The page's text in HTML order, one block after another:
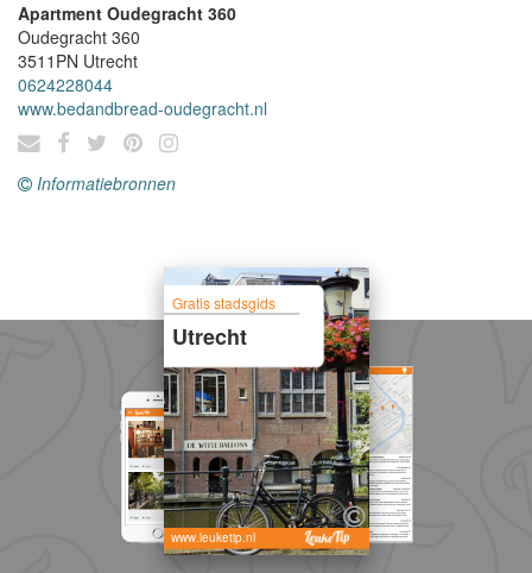
Apartment Oudegracht 360
Oudegracht 360
3511PN Utrecht
0624228044
www.bedandbread-oudegracht.nl
Informatiebronnen
Gratis stadsgids
Utrecht
www.leuketip.nl